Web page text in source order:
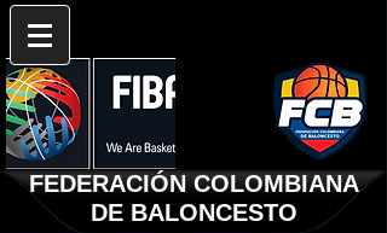
FEDERACIÓN COLOMBIANA
DE BALONCESTO